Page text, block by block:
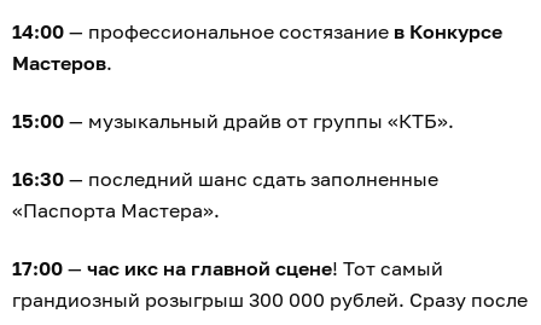
14:00 — профессиональное состязание в Конкурсе
Мастеров.
15:00 — музыкальный драйв от группы «КТБ».
16:30 — последний шанс сдать заполненные
«Паспорта Мастера».
17:00 — час икс на главной сцене! Тот самый
грандиозный розыгрыш 300 000 рублей. Сразу после